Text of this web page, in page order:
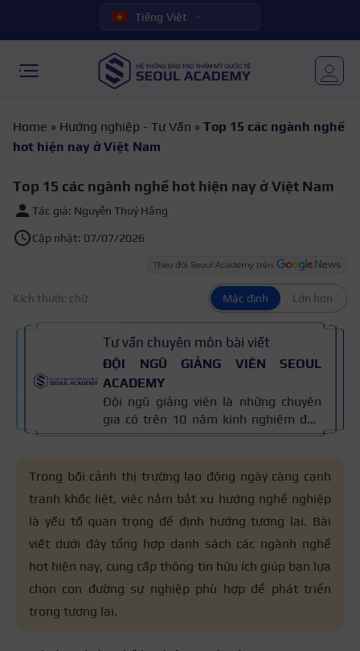
Tiếng Việt
Home » Hướng nghiệp - Tư Vấn » Top 15 các ngành nghề
hot hiện nay ở Việt Nam
Top 15 các ngành nghề hot hiện nay ở Việt Nam
Tác giả: Nguyễn Thuý Hằng
Cập nhật: 07/07/2026
Kích thước chữ Mặc định Lớn hơn
Tư vấn chuyên môn bài viết
ĐỘI NGŨ GIẢNG VIÊN SEOUL
ACADEMY
Đội ngũ giảng viên là những chuyên
gia có trên 10 năm kinh nghiệm đào
tạo nghề và kiến thức thẩm mỹ
nối mi, trang điểm, tóc. Nội dung bài
viết được xây dựng dựa trên giáo trình
đào tạo và kinh nghiệm giảng dạy
thực tế, đồng thời được cập nhật
thường xuyên để đảm bảo tính chính
xác.
Trong bối cảnh thị trường lao động ngày càng cạnh
tranh khốc liệt, việc nắm bắt xu hướng nghề nghiệp
là yếu tố quan trọng để định hướng tương lai. Bài
viết dưới đây tổng hợp danh sách các ngành nghề
hot hiện nay, cung cấp thông tin hữu ích giúp bạn lựa
chọn con đường sự nghiệp phù hợp để phát triển
trong tương lai.